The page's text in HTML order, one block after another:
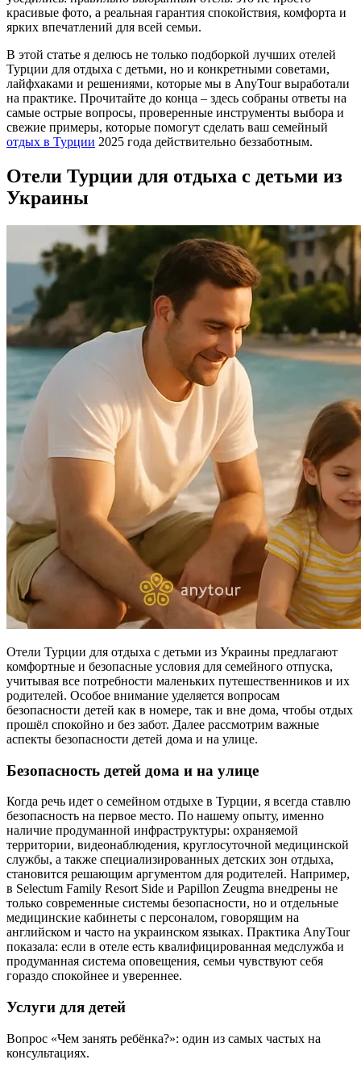
красивые фото, а реальная гарантия спокойствия, комфорта и
ярких впечатлений для всей семьи.
В этой статье я делюсь не только подборкой лучших отелей
Турции для отдыха с детьми, но и конкретными советами,
лайфхаками и решениями, которые мы в AnyTour выработали
на практике. Прочитайте до конца – здесь собраны ответы на
самые острые вопросы, проверенные инструменты выбора и
свежие примеры, которые помогут сделать ваш семейный
отдых в Турции 2025 года действительно беззаботным.
Отели Турции для отдыха с детьми из
Украины
Отели Турции для отдыха с детьми из Украины предлагают
комфортные и безопасные условия для семейного отпуска,
учитывая все потребности маленьких путешественников и их
родителей. Особое внимание уделяется вопросам
безопасности детей как в номере, так и вне дома, чтобы отдых
прошёл спокойно и без забот. Далее рассмотрим важные
аспекты безопасности детей дома и на улице.
Безопасность детей дома и на улице
Когда речь идет о семейном отдыхе в Турции, я всегда ставлю
безопасность на первое место. По нашему опыту, именно
наличие продуманной инфраструктуры: охраняемой
территории, видеонаблюдения, круглосуточной медицинской
службы, а также специализированных детских зон отдыха,
становится решающим аргументом для родителей. Например,
в Selectum Family Resort Side и Papillon Zeugma внедрены не
только современные системы безопасности, но и отдельные
медицинские кабинеты с персоналом, говорящим на
английском и часто на украинском языках. Практика AnyTour
показала: если в отеле есть квалифицированная медслужба и
продуманная система оповещения, семьи чувствуют себя
гораздо спокойнее и увереннее.
Услуги для детей
Вопрос «Чем занять ребёнка?»: один из самых частых на
консультациях.